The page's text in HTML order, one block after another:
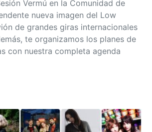
Vermú en la Comunidad de
nueva imagen del Low
de grandes giras internacionales
te organizamos los planes de
con nuestra completa agenda